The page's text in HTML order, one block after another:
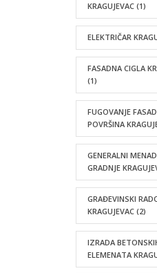
KRAGUJEVAC (1)
ELEKTRIČAR
FASADNA CIGLA
(1)
FUGOVANJE
POVRŠINA
GENERALNI
GRADNJE
GRAĐEVINSKI
KRAGUJEVAC (2)
IZRADA
ELEMENATA